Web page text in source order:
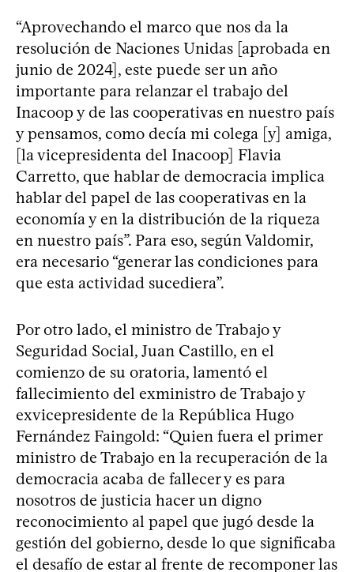
“Aprovechando el marco que nos da la
resolución de Naciones Unidas [aprobada en
junio de 2024], este puede ser un año
importante para relanzar el trabajo del
Inacoop y de las cooperativas en nuestro país
y pensamos, como decía mi colega [y] amiga,
[la vicepresidenta del Inacoop] Flavia
Carretto, que hablar de democracia implica
hablar del papel de las cooperativas en la
economía y en la distribución de la riqueza
en nuestro país”. Para eso, según Valdomir,
era necesario “generar las condiciones para
que esta actividad sucediera”.
Por otro lado, el ministro de Trabajo y
Seguridad Social, Juan Castillo, en el
comienzo de su oratoria, lamentó el
fallecimiento del exministro de Trabajo y
exvicepresidente de la República Hugo
Fernández Faingold: “Quien fuera el primer
ministro de Trabajo en la recuperación de la
democracia acaba de fallecer y es para
nosotros de justicia hacer un digno
reconocimiento al papel que jugó desde la
gestión del gobierno, desde lo que significaba
el desafío de estar al frente de recomponer las